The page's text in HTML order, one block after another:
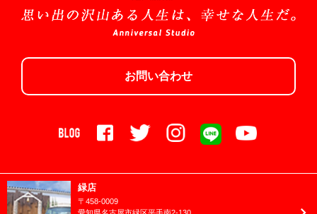
2023年12月
2023年11月
(shop)長久手店
お宮参り/百日祝い
お誕生日
ニューボーン
ハロウィン
お問い合わせ
緑店
〒 458-0009